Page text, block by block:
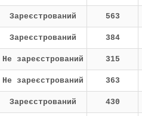
Зареєстрований 563
Зареєстрований 384
Не зареєстрований 315
Не зареєстрований 363
Зареєстрований 430